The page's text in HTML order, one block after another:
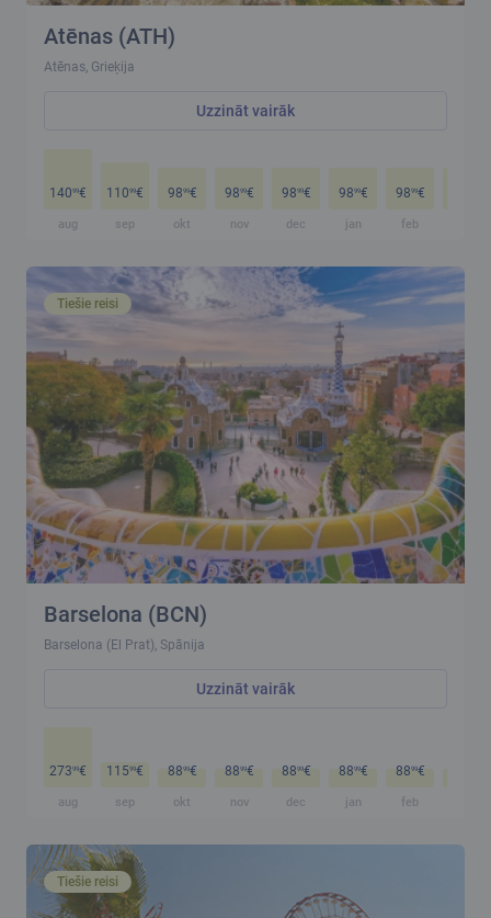
Atēnas (ATH)
Atēnas, Grieķija
Uzzināt vairāk
14099€
aug
11099€
sep
9899€
okt
9899€
nov
9899€
dec
9899€
jan
9899€
feb
Tiešie reisi
Barselona (BCN)
Barselona (El Prat), Spānija
Uzzināt vairāk
27399€
aug
11599€
sep
8899€
okt
8899€
nov
8899€
dec
8899€
jan
8899€
feb
Tiešie reisi